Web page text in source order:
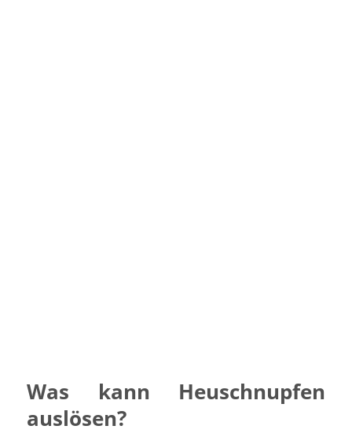
Was kann Heuschnupfen
auslösen?